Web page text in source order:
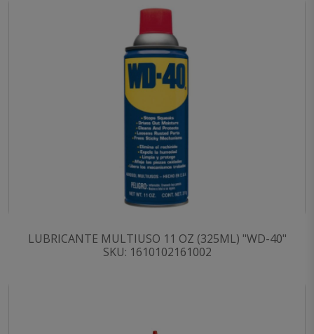
LUBRICANTE MULTIUSO 11 OZ (325ML) "WD-40"
SKU: 1610102161002